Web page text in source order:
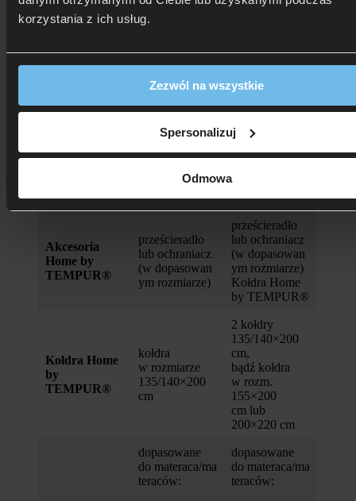
korzystania z ich usług.
Zezwól na wszystkie
Spersonalizuj
Odmowa
160, 180 x200
cm
Poduszki
objęta
promocją
objęte
promocją
1 stelaż
rozmiarze
stelaż 140×200,
80 lub 90×200
cm
Akcesoria
Home by
TEMPUR®
prześcieradło
lub ochraniacz
(w dopasowan
ym rozmiarze)
prześcieradło
lub ochraniacz
(w dopasowan
ym rozmiarze)
Kołdra Home
by TEMPUR®
Kołdra Home
by
TEMPUR®
kołdra
w rozmiarze
135/140×200
cm
2 kołdry
135/140×200
cm,
bądź kołdra
w rozm.
155×200
cm lub
200×220 cm
dopasowane
do materaca/ma
teraców:
dopasowane
do materaca/ma
teraców: